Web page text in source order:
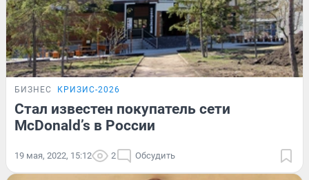
БИЗНЕС КРИЗИС-2026
Стал известен покупатель сети
McDonald’s в России
19 мая, 2022, 15:12 2 Обсудить